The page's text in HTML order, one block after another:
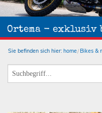
Ortema - exklusiv
Sie befinden sich hier: home Bikes &